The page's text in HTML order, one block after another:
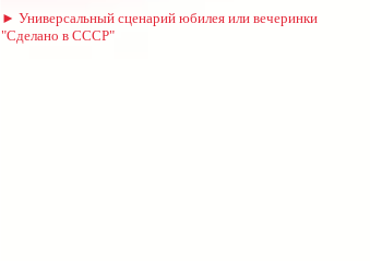
► Универсальный сценарий юбилея или вечеринки
"Сделано в СССР"